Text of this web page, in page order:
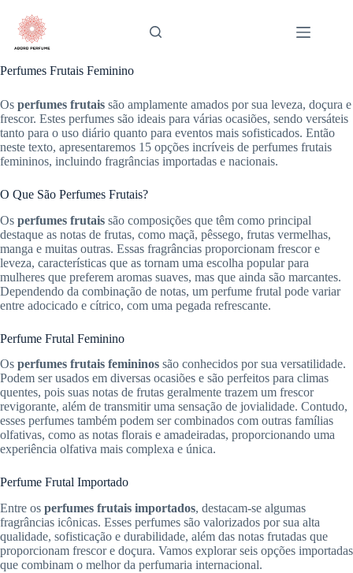
para
conteúdo
Perfumes Frutais Feminino
Os perfumes frutais são amplamente amados por sua leveza, doçura e
frescor. Estes perfumes são ideais para várias ocasiões, sendo versáteis
tanto para o uso diário quanto para eventos mais sofisticados. Então
neste texto, apresentaremos 15 opções incríveis de perfumes frutais
femininos, incluindo fragrâncias importadas e nacionais.
O Que São Perfumes Frutais?
Os perfumes frutais são composições que têm como principal
destaque as notas de frutas, como maçã, pêssego, frutas vermelhas,
manga e muitas outras. Essas fragrâncias proporcionam frescor e
leveza, características que as tornam uma escolha popular para
mulheres que preferem aromas suaves, mas que ainda são marcantes.
Dependendo da combinação de notas, um perfume frutal pode variar
entre adocicado e cítrico, com uma pegada refrescante.
Perfume Frutal Feminino
Os perfumes frutais femininos são conhecidos por sua versatilidade.
Podem ser usados em diversas ocasiões e são perfeitos para climas
quentes, pois suas notas de frutas geralmente trazem um frescor
revigorante, além de transmitir uma sensação de jovialidade. Contudo,
esses perfumes também podem ser combinados com outras famílias
olfativas, como as notas florais e amadeiradas, proporcionando uma
experiência olfativa mais complexa e única.
Perfume Frutal Importado
Entre os perfumes frutais importados, destacam-se algumas
fragrâncias icônicas. Esses perfumes são valorizados por sua alta
qualidade, sofisticação e durabilidade, além das notas frutadas que
proporcionam frescor e doçura. Vamos explorar seis opções importadas
que combinam o melhor da perfumaria internacional.